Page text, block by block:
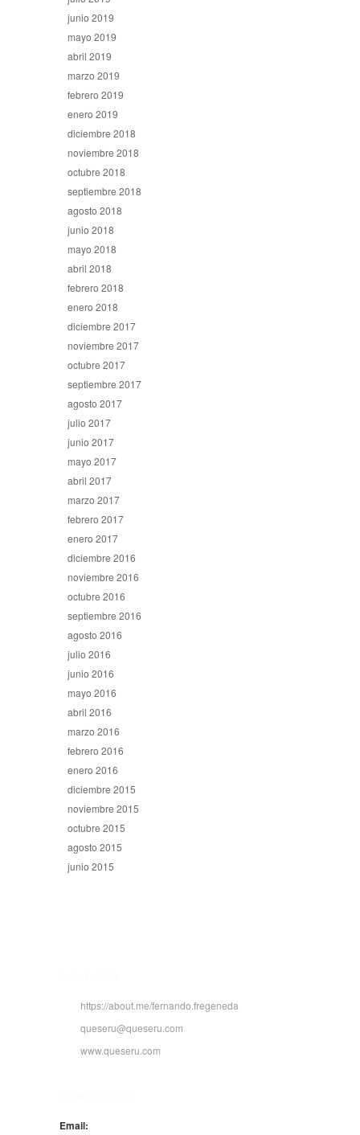
junio 2019
mayo 2019
abril 2019
marzo 2019
febrero 2019
enero 2019
diciembre 2018
noviembre 2018
octubre 2018
septiembre 2018
agosto 2018
junio 2018
mayo 2018
abril 2018
febrero 2018
enero 2018
diciembre 2017
noviembre 2017
octubre 2017
septiembre 2017
agosto 2017
julio 2017
junio 2017
mayo 2017
abril 2017
marzo 2017
febrero 2017
enero 2017
diciembre 2016
noviembre 2016
octubre 2016
septiembre 2016
agosto 2016
julio 2016
junio 2016
mayo 2016
abril 2016
marzo 2016
febrero 2016
enero 2016
diciembre 2015
noviembre 2015
octubre 2015
agosto 2015
junio 2015
https://about.me/fernando.fregeneda
queseru@queseru.com
www.queseru.com
Email: